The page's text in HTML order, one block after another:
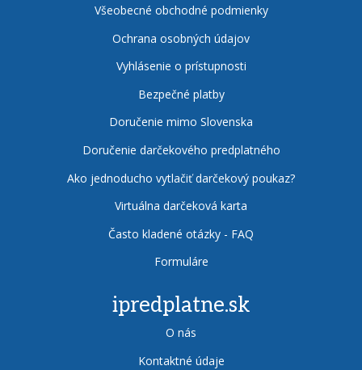
Všeobecné obchodné podmienky
Ochrana osobných údajov
Vyhlásenie o prístupnosti
Bezpečné platby
Doručenie mimo Slovenska
Doručenie darčekového predplatného
Ako jednoducho vytlačiť darčekový poukaz?
Virtuálna darčeková karta
Často kladené otázky - FAQ
Formuláre
ipredplatne.sk
O nás
Kontaktné údaje